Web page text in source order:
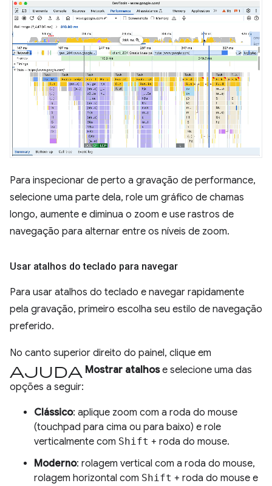
Para inspecionar de perto a gravação de performance,
selecione uma parte dela, role um gráfico de chamas
longo, aumente e diminua o zoom e use rastros de
navegação para alternar entre os níveis de zoom.
Usar atalhos do teclado para navegar
Para usar atalhos do teclado e navegar rapidamente
pela gravação, primeiro escolha seu estilo de navegação
preferido.
No canto superior direito do painel, clique em
Ajuda Mostrar atalhose selecione uma das
opções a seguir:
Clássico: aplique zoom com a roda do mouse
(touchpad para cima ou para baixo) e role
verticalmente com Shift + roda do mouse.
Moderno: rolagem vertical com a roda do mouse,
rolagem horizontal com Shift + roda do mouse e